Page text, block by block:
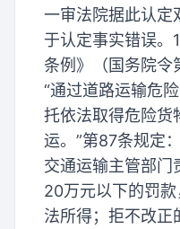
一审法院据此认定
于认定事实错误。
条例》（国务院令
“通过道路运输危
托依法取得危险货
运。”第87条规定
交通运输主管部门
20万元以下的罚
法所得；拒不改正